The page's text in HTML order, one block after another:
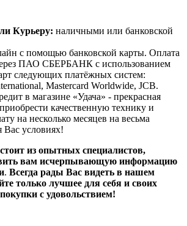
Курьеру: наличными или банковской
с помощью банковской карты. Оплата
ПАО СБЕРБАНК с использованием
следующих платёжных систем:
Mastercard Worldwide, JCB.
в магазине «Удача» - прекрасная
качественную технику и
на несколько месяцев на весьма
условиях!
из опытных специалистов,
вам исчерпывающую информацию
. Всегда рады Вас видеть в нашем
только лучшее для себя и своих
с удовольствием!